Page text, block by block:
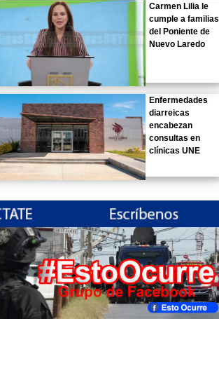
Carmen Lilia le
cumple a familias
del Poniente de
Nuevo Laredo
Enfermedades
diarreicas
encabezan
consultas en
clínicas UNE